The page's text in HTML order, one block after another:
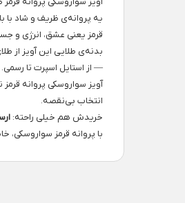
یه پروانه‌ی ظریف و شاد
قرمز یعنی عشق، انرژی و
— از استایل اسپرت تا رسمی.
آویز سواروسکی پروانه
انتخاب بی‌نقصه.
خریدش هم خیلی راحته:
با پروانه قرمز